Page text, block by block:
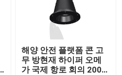
해양 안전 플랫폼 콘 고
무 방현재 하이퍼 오메
가 국제 항로 회의 2002